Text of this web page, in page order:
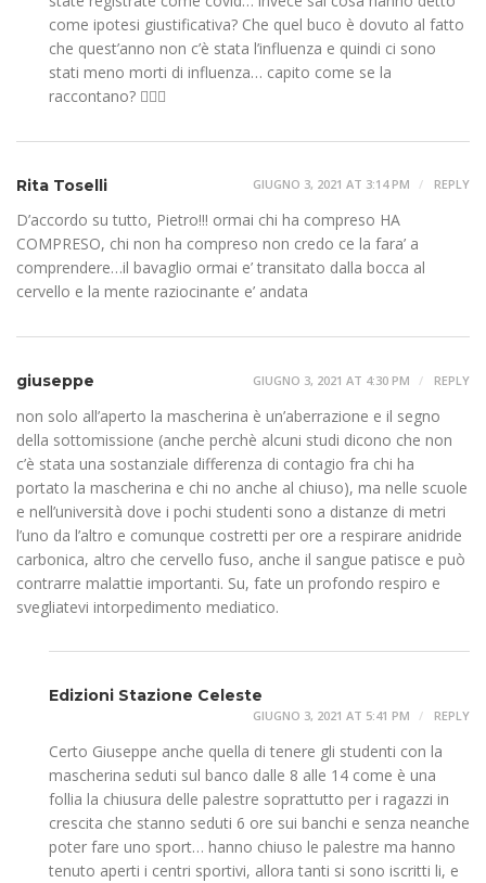
come ipotesi giustificativa? Che quel buco è dovuto al fatto
che quest’anno non c’è stata l’influenza e quindi ci sono
stati meno morti di influenza… capito come se la
raccontano? 🤦🏻‍♂️
Rita Toselli GIUGNO 3, 2021 AT 3:14 PM REPLY
D’accordo su tutto, Pietro!!! ormai chi ha compreso HA
COMPRESO, chi non ha compreso non credo ce la fara’ a
comprendere…il bavaglio ormai e’ transitato dalla bocca al
cervello e la mente raziocinante e’ andata
giuseppe GIUGNO 3, 2021 AT 4:30 PM REPLY
non solo all’aperto la mascherina è un’aberrazione e il segno
della sottomissione (anche perchè alcuni studi dicono che non
c’è stata una sostanziale differenza di contagio fra chi ha
portato la mascherina e chi no anche al chiuso), ma nelle scuole
e nell’università dove i pochi studenti sono a distanze di metri
l’uno da l’altro e comunque costretti per ore a respirare anidride
carbonica, altro che cervello fuso, anche il sangue patisce e può
contrarre malattie importanti. Su, fate un profondo respiro e
svegliatevi intorpedimento mediatico.
Edizioni Stazione Celeste
GIUGNO 3, 2021 AT 5:41 PM REPLY
Certo Giuseppe anche quella di tenere gli studenti con la
mascherina seduti sul banco dalle 8 alle 14 come è una
follia la chiusura delle palestre soprattutto per i ragazzi in
crescita che stanno seduti 6 ore sui banchi e senza neanche
poter fare uno sport… hanno chiuso le palestre ma hanno
tenuto aperti i centri sportivi, allora tanti si sono iscritti li, e